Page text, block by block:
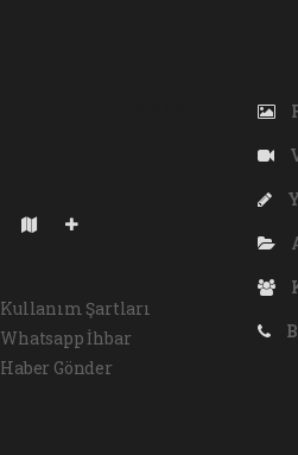
Kullanım Şartları
Whatsapp İhbar
Haber Gönder